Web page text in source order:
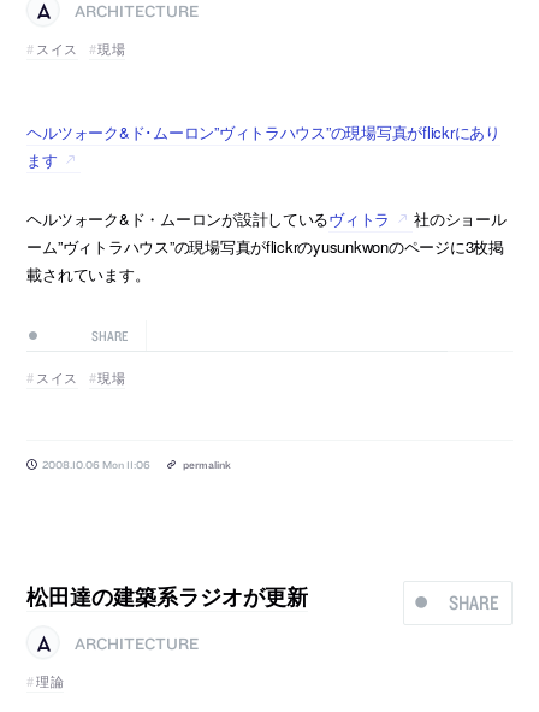
ARCHITECTURE
スイス
現場
ヘルツォーク&ド･ムーロン”ヴィトラハウス”の現場写真がflickrにあり
ます
ヘルツォーク&ド・ムーロンが設計しているヴィトラ
社のショール
ーム”ヴィトラハウス”の現場写真がflickrのyusunkwonのページに3枚掲
載されています。
SHARE
スイス 現場
2008.10.06 Mon 11:06 permalink
SHARE
松田達の建築系ラジオが更新
ARCHITECTURE
理論